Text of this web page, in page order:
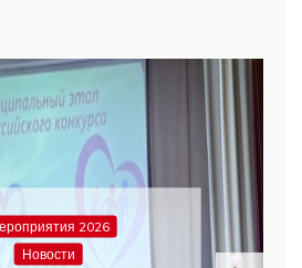
2026
Новости